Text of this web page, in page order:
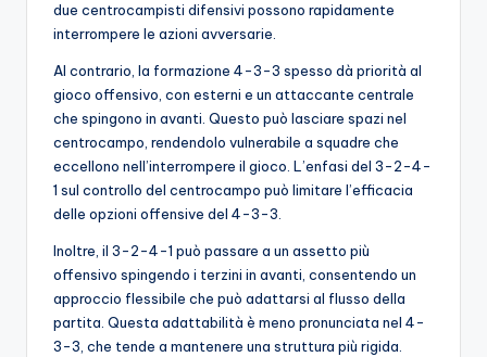
due centrocampisti difensivi possono rapidamente
interrompere le azioni avversarie.
Al contrario, la formazione 4-3-3 spesso dà priorità al
gioco offensivo, con esterni e un attaccante centrale
che spingono in avanti. Questo può lasciare spazi nel
centrocampo, rendendolo vulnerabile a squadre che
eccellono nell’interrompere il gioco. L’enfasi del 3-2-4-
1 sul controllo del centrocampo può limitare l’efficacia
delle opzioni offensive del 4-3-3.
Inoltre, il 3-2-4-1 può passare a un assetto più
offensivo spingendo i terzini in avanti, consentendo un
approccio flessibile che può adattarsi al flusso della
partita. Questa adattabilità è meno pronunciata nel 4-
3-3, che tende a mantenere una struttura più rigida.